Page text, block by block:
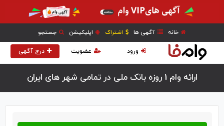
خانه آگهی ها اشتراک اپلیکیشن جستجو
درج آگهی عضویت ورود
ارائه وام 1 روزه بانک ملی در تمامی شهر های ایران